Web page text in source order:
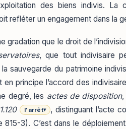
des biens indivis.
refléter un engagement dans la
gradation que le droit de
, que tout indivisaire
sauvegarde du patrimoine
en principe l’accord des
degré, les actes de disposition,
l'arrêt▾
, distinguant l’acte
815-3). C’est dans le